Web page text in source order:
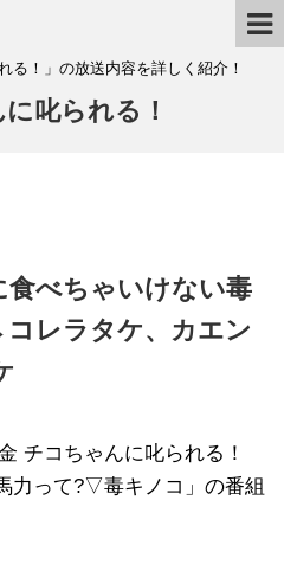
る！」の放送内容を詳しく紹介！
叱られる！
食べちゃいけない毒
レラタケ、カエン
チコちゃんに叱られる！
力って?▽毒キノコ」の番組